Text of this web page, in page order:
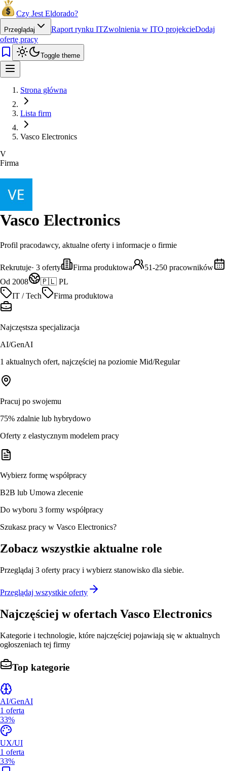
Czy Jest Eldorado?
Przeglądaj Raport rynku ITZwolnienia w ITO projekcieDodaj
ofertę pracy
Toggle theme
Strona główna
Lista firm
Vasco Electronics
V
Firma
Vasco Electronics
Profil pracodawcy, aktualne oferty i informacje o firmie
Rekrutuje· 3 oferty Firma produktowa
51-250 pracowników
Od 2008
🇵🇱 PL
IT / Tech
Firma produktowa
Najczęstsza specjalizacja
AI/GenAI
1 aktualnych ofert, najczęściej na poziomie Mid/Regular
Pracuj po swojemu
75% zdalnie lub hybrydowo
Oferty z elastycznym modelem pracy
Wybierz formę współpracy
B2B lub Umowa zlecenie
Do wyboru 3 formy współpracy
Szukasz pracy w Vasco Electronics?
Zobacz wszystkie aktualne role
Przeglądaj 3 oferty pracy i wybierz stanowisko dla siebie.
Przeglądaj wszystkie oferty
Najczęściej w ofertach Vasco Electronics
Kategorie i technologie, które najczęściej pojawiają się w aktualnych
ogłoszeniach tej firmy
Top kategorie
AI/GenAI
1 oferta
33%
UX/UI
1 oferta
33%